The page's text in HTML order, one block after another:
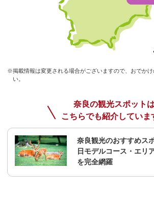
※掲載情報は変更される場合がございますので、おでかけ
い。
奈良の観光スポットは
こちらでも紹介していま
奈良観光のおすすめス
日モデルコース・エリ
を完全網羅